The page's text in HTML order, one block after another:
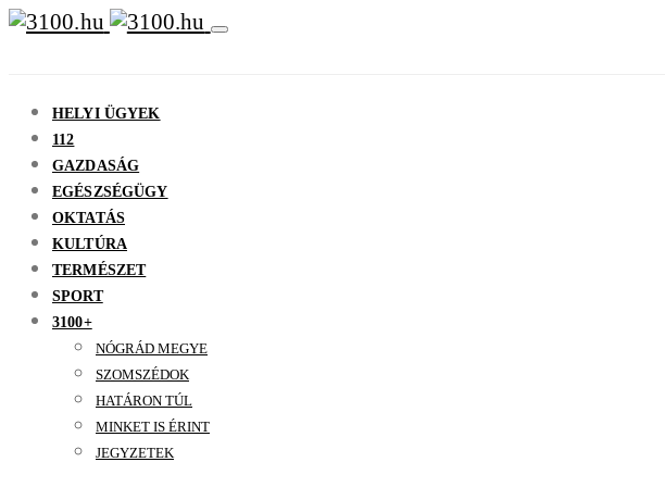
HELYI ÜGYEK
112
GAZDASÁG
EGÉSZSÉGÜGY
OKTATÁS
KULTÚRA
TERMÉSZET
SPORT
3100+
NÓGRÁD MEGYE
SZOMSZÉDOK
HATÁRON TÚL
MINKET IS ÉRINT
JEGYZETEK